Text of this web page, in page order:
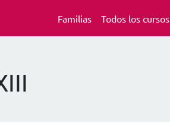
Familias Todos los cursos